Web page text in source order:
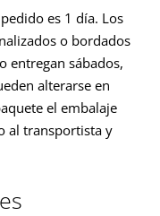
es 1 día. Los
o bordados
entregan sábados,
alterarse en
el embalaje
al transportista y